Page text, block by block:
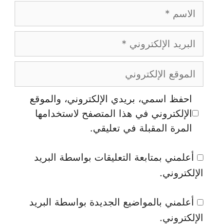
الاسم
البريد
الإلكتروني
الموقع
الإلكتروني
احفظ اسمي، بريدي الإلكتروني، والموقع
الإلكتروني في هذا المتصفح لاستخدامها
المرة المقبلة في تعليقي.
أعلمني بمتابعة التعليقات بواسطة البريد
الإلكتروني.
أعلمني بالمواضيع الجديدة بواسطة البريد
الإلكتروني.